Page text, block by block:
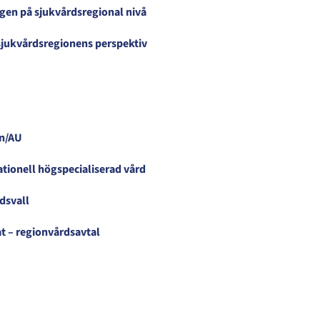
på sjukvårdsregional nivå
perspektiv
AU
högspecialiserad vård
– regionvårdsavtal